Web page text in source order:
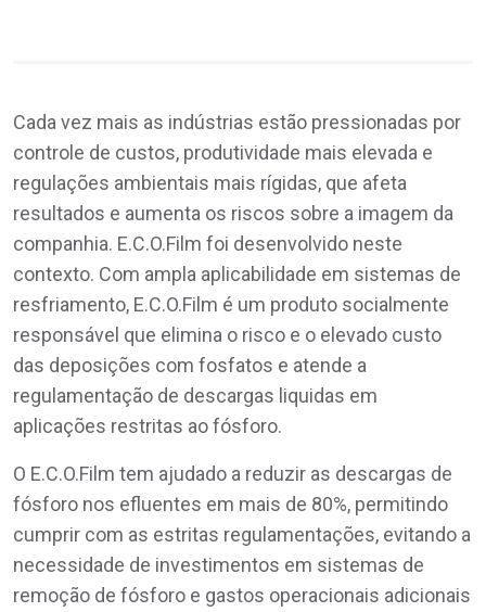
Cada vez mais as indústrias estão pressionadas por
controle de custos, produtividade mais elevada e
regulações ambientais mais rígidas, que afeta
resultados e aumenta os riscos sobre a imagem da
companhia. E.C.O.Film foi desenvolvido neste
contexto. Com ampla aplicabilidade em sistemas de
resfriamento, E.C.O.Film é um produto socialmente
responsável que elimina o risco e o elevado custo
das deposições com fosfatos e atende a
regulamentação de descargas liquidas em
aplicações restritas ao fósforo.
O E.C.O.Film tem ajudado a reduzir as descargas de
fósforo nos efluentes em mais de 80%, permitindo
cumprir com as estritas regulamentações, evitando a
necessidade de investimentos em sistemas de
remoção de fósforo e gastos operacionais adicionais